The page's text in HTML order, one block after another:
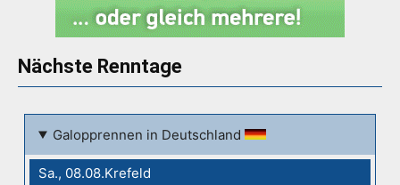
Nächste Renntage
Galopprennen in Deutschland
Sa., 08.08.Krefeld